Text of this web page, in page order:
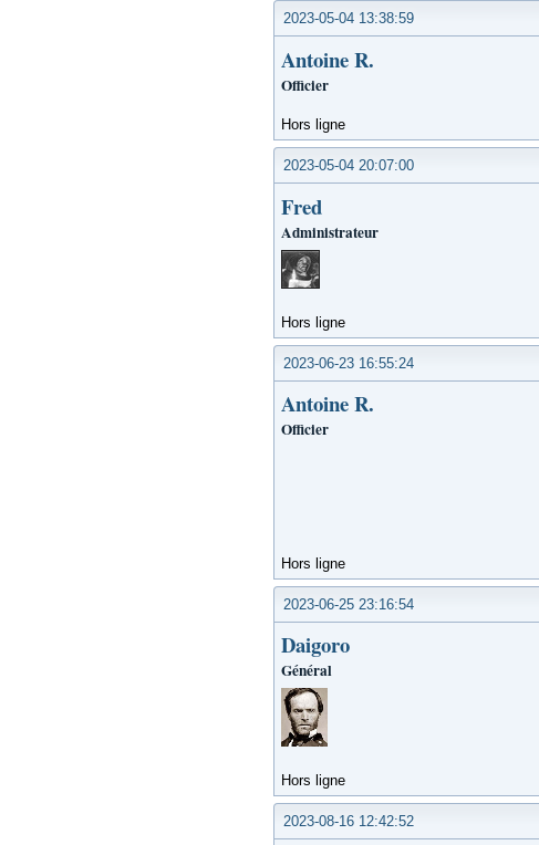
2023-05-04 13:38:59
Antoine R.
Officier
Hors ligne
2023-05-04 20:07:00
Fred
Administrateur
Hors ligne
2023-06-23 16:55:24
Antoine R.
Officier
Hors ligne
2023-06-25 23:16:54
Daigoro
Général
Hors ligne
2023-08-16 12:42:52